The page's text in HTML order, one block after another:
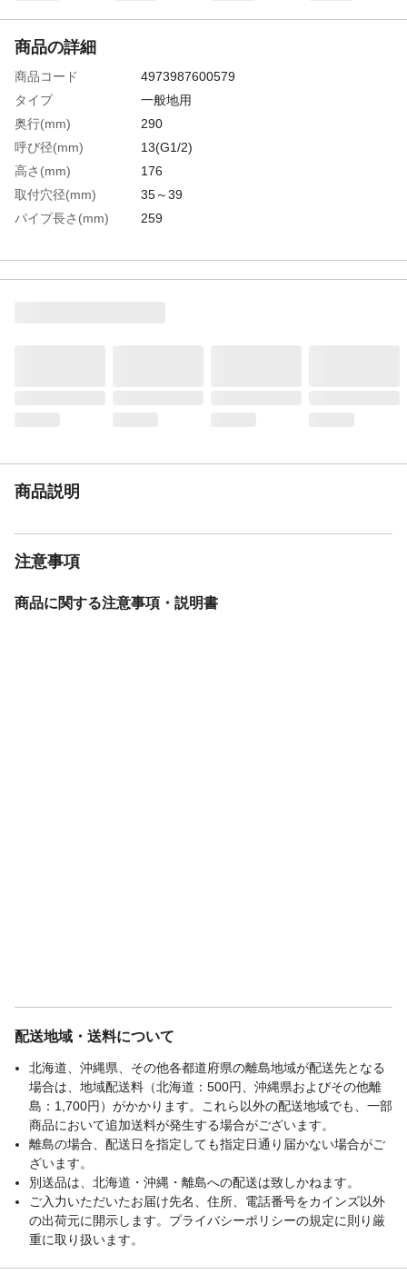
商品の詳細
商品コード
4973987600579
タイプ
一般地用
奥行(mm)
290
呼び径(mm)
13(G1/2)
高さ(mm)
176
取付穴径(mm)
35～39
パイプ長さ(mm)
259
生産国
日本
商品説明
注意事項
商品に関する注意事項・説明書
配送地域・送料について
北海道、沖縄県、その他各都道府県の離島地域が配送先となる
場合は、地域配送料（北海道：500円、沖縄県およびその他離
島：1,700円）がかかります。これら以外の配送地域でも、一部
商品において追加送料が発生する場合がございます。
離島の場合、配送日を指定しても指定日通り届かない場合がご
ざいます。
別送品は、北海道・沖縄・離島への配送は致しかねます。
ご入力いただいたお届け先名、住所、電話番号をカインズ以外
の出荷元に開示します。プライバシーポリシーの規定に則り厳
重に取り扱います。